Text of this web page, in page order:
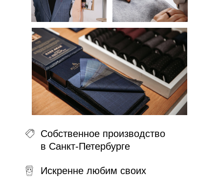
Искренне любим своих
Собственное производство
в Санкт-Петербурге